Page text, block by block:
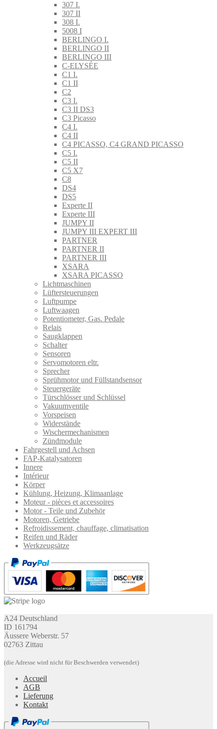
307 I.
307 II
308 I.
5008 I
BERLINGO I.
BERLINGO II
BERLINGO III
C-ELYSÉE
C1 I.
C1 II
C2
C3 I.
C3 II DS3
C3 Picasso
C4 I.
C4 II
C4 PICASSO, C4 GRAND PICASSO
C5 I.
C5 II
C5 X7
C8
DS4
DS5
Experte II
Experte III
JUMPY II
JUMPY III EXPERT III
PARTNER
PARTNER II
PARTNER III
XSARA
XSARA PICASSO
Lichtmaschinen
Lüftersteuerungen
Luftpumpe
Luftwaagen
Potentiometer, Gas. Pedale
Relais
Saugklappen
Schalter
Sensoren
Servomotoren eltr.
Sprecher
Sprühmotor und Füllstandsensor
Steuergeräte
Türschlösser und Schlüssel
Vakuumventile
Vorspeisen
Widerstände
Wischermechanismen
Zündmodule
Fahrgestell und Achsen
FAP-Katalysatoren
Innere
Intérieur
Körper
Kühlung, Heizung, Klimaanlage
Moteur - pièces et accessoires
Motor - Teile und Zubehör
Motoren, Getriebe
Refroidissement, chauffage, climatisation
Reifen und Räder
Werkzeugsätze
A24 Deutschland
ID 161794
Äussere Weberstr. 57
02763 Zittau
(die Adresse wird nicht für Beschwerden verwendet)
Accueil
AGB
Lieferung
Kontakt